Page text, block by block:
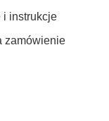
i instrukcje
zamówienie